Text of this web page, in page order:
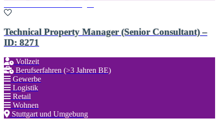
Technical Property Manager (Senior Consultant) –
ID: 8271
Vollzeit
Berufserfahren (>3 Jahren BE)
Gewerbe
Logistik
Retail
Wohnen
Stuttgart und Umgebung